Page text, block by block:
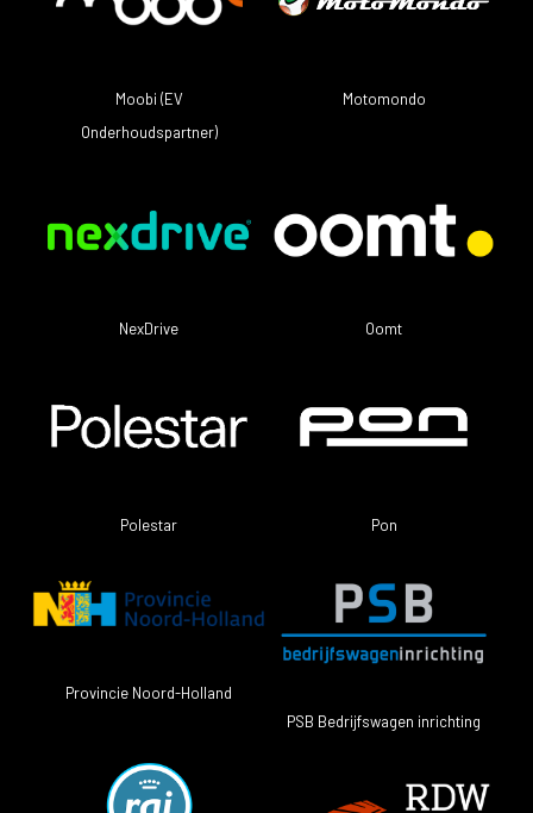
Moobi (EV
Onderhoudspartner)
Motomondo
NexDrive Oomt
Polestar Pon
Provincie Noord-Holland
PSB Bedrijfswagen inrichting